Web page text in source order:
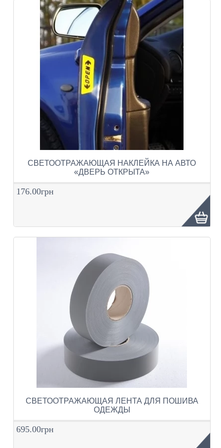
СВЕТООТРАЖАЮЩАЯ НАКЛЕЙКА НА АВТО
«ДВЕРЬ ОТКРЫТА»
176.00грн
СВЕТООТРАЖАЮЩАЯ ЛЕНТА ДЛЯ ПОШИВА
ОДЕЖДЫ
695.00грн